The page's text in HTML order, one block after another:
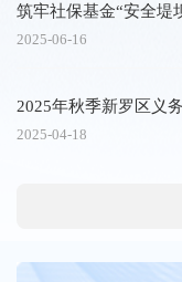
筑牢社保基金“安全堤
2025-06-16
2025年秋季新罗区义
2025-04-18